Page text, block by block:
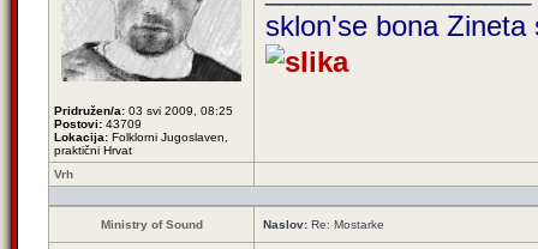
Pridružen/a: 03 svi 2009, 08:25
Postovi: 43709
Lokacija: Folklorni Jugoslaven,
praktični Hrvat
sklon'se bona
Vrh
Ministry of Sound Naslov: Re: Mostarke